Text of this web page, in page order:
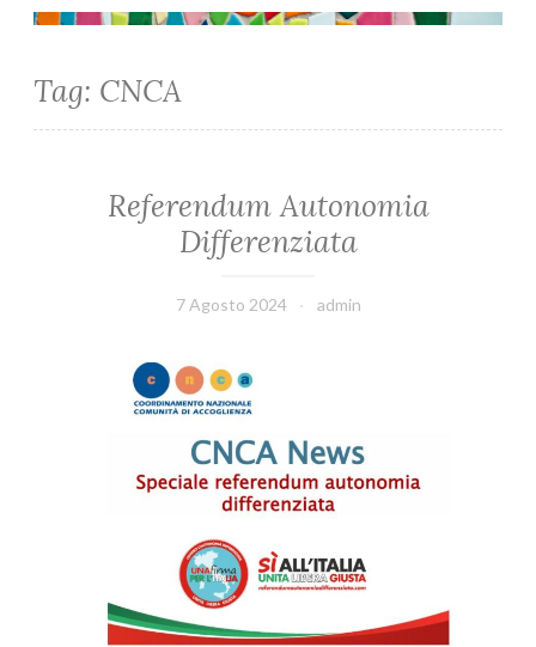
Tag: CNCA
Referendum Autonomia
Differenziata
7 Agosto 2024 admin